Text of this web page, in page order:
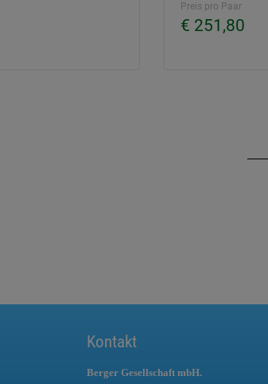
Preis pro Paar
€ 251,80
Kontakt
Berger Gesellschaft mbH.